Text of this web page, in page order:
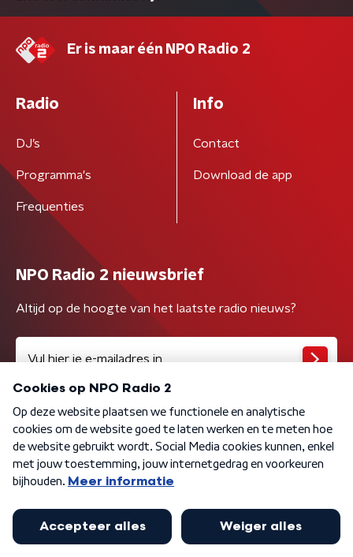
Er is maar één NPO Radio 2
Radio
DJ’s
Programma's
Frequenties
Info
Contact
Download de app
NPO Radio 2 nieuwsbrief
Altijd op de hoogte van het laatste radio nieuws?
Algemene voorwaarden